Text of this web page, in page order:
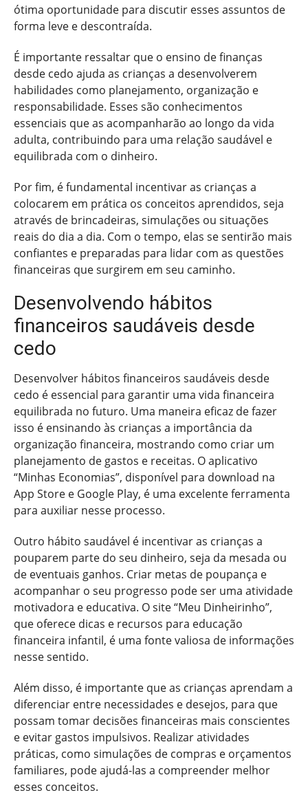
ótima oportunidade para discutir esses assuntos de
forma leve e descontraída.
É importante ressaltar que o ensino de finanças
desde cedo ajuda as crianças a desenvolverem
habilidades como planejamento, organização e
responsabilidade. Esses são conhecimentos
essenciais que as acompanharão ao longo da vida
adulta, contribuindo para uma relação saudável e
equilibrada com o dinheiro.
Por fim, é fundamental incentivar as crianças a
colocarem em prática os conceitos aprendidos, seja
através de brincadeiras, simulações ou situações
reais do dia a dia. Com o tempo, elas se sentirão mais
confiantes e preparadas para lidar com as questões
financeiras que surgirem em seu caminho.
Desenvolvendo hábitos
financeiros saudáveis desde
cedo
Desenvolver hábitos financeiros saudáveis desde
cedo é essencial para garantir uma vida financeira
equilibrada no futuro. Uma maneira eficaz de fazer
isso é ensinando às crianças a importância da
organização financeira, mostrando como criar um
planejamento de gastos e receitas. O aplicativo
“Minhas Economias”, disponível para download na
App Store e Google Play, é uma excelente ferramenta
para auxiliar nesse processo.
Outro hábito saudável é incentivar as crianças a
pouparem parte do seu dinheiro, seja da mesada ou
de eventuais ganhos. Criar metas de poupança e
acompanhar o seu progresso pode ser uma atividade
motivadora e educativa. O site “Meu Dinheirinho”,
que oferece dicas e recursos para educação
financeira infantil, é uma fonte valiosa de informações
nesse sentido.
Além disso, é importante que as crianças aprendam a
diferenciar entre necessidades e desejos, para que
possam tomar decisões financeiras mais conscientes
e evitar gastos impulsivos. Realizar atividades
práticas, como simulações de compras e orçamentos
familiares, pode ajudá-las a compreender melhor
esses conceitos.